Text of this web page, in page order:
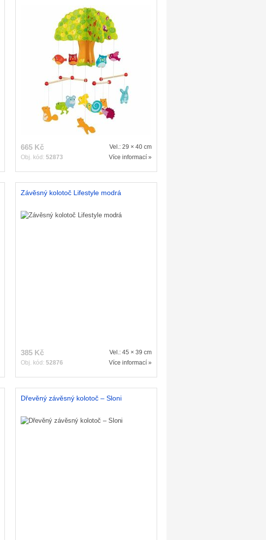
665 Kč
Obj. kód: 52873
Vel.: 29 × 40 cm
Více informací »
Závěsný kolotoč Lifestyle modrá
385 Kč
Obj. kód: 52876
Vel.: 45 × 39 cm
Více informací »
Dřevěný závěsný kolotoč – Sloni